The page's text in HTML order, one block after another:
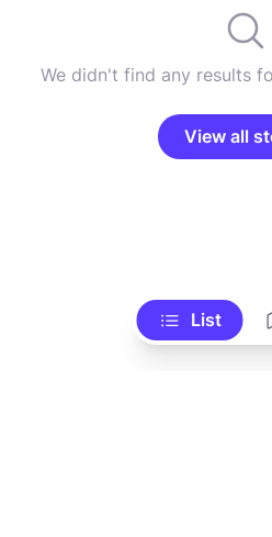
We didn't find any results
View all
List